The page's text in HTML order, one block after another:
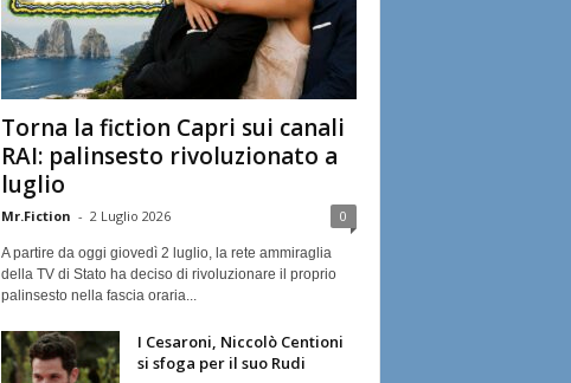
Torna la fiction Capri sui canali
RAI: palinsesto rivoluzionato a
luglio
Mr.Fiction - 2 Luglio 2026 0
A partire da oggi giovedì 2 luglio, la rete ammiraglia
della TV di Stato ha deciso di rivoluzionare il proprio
palinsesto nella fascia oraria...
I Cesaroni, Niccolò Centioni
si sfoga per il suo Rudi